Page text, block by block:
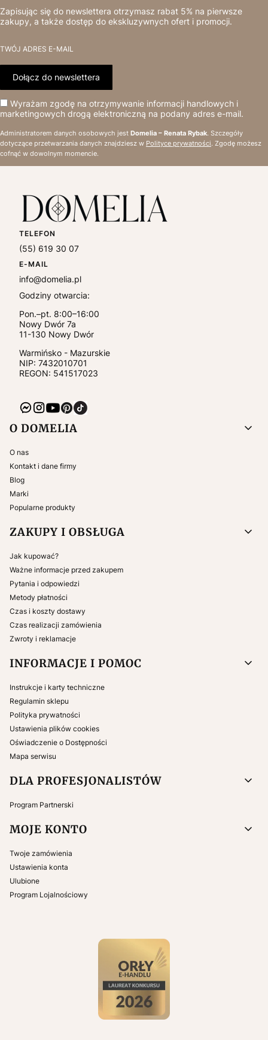
Zapisując się do newslettera otrzymasz rabat 5% na pierwsze
zakupy, a także dostęp do ekskluzywnych ofert i promocji.
TWÓJ ADRES E-MAIL
Dołącz do newslettera
Wyrażam zgodę na otrzymywanie informacji handlowych i
marketingowych drogą elektroniczną na podany adres e-mail.
Administratorem danych osobowych jest Domelia – Renata Rybak. Szczegóły
dotyczące przetwarzania danych znajdziesz w Polityce prywatności. Zgodę możesz
cofnąć w dowolnym momencie.
TELEFON
(55) 619 30 07
E-MAIL
info@domelia.pl
Godziny otwarcia:
Pon.–pt. 8:00–16:00
Nowy Dwór 7a
11-130 Nowy Dwór
Warmińsko - Mazurskie
NIP: 7432010701
REGON: 541517023
Linki w stopce
O DOMELIA
O nas
Kontakt i dane firmy
Blog
Marki
Popularne produkty
ZAKUPY I OBSŁUGA
Jak kupować?
Ważne informacje przed zakupem
Pytania i odpowiedzi
Metody płatności
Czas i koszty dostawy
Czas realizacji zamówienia
Zwroty i reklamacje
INFORMACJE I POMOC
Instrukcje i karty techniczne
Regulamin sklepu
Polityka prywatności
Ustawienia plików cookies
Oświadczenie o Dostępności
Mapa serwisu
DLA PROFESJONALISTÓW
Program Partnerski
MOJE KONTO
Twoje zamówienia
Ustawienia konta
Ulubione
Program Lojalnościowy